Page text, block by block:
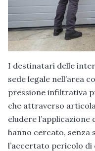
I destinatari delle
sede legale nell’area
pressione infiltrativa
che attraverso
eludere
hanno cercato, senza
l’accertato pericolo